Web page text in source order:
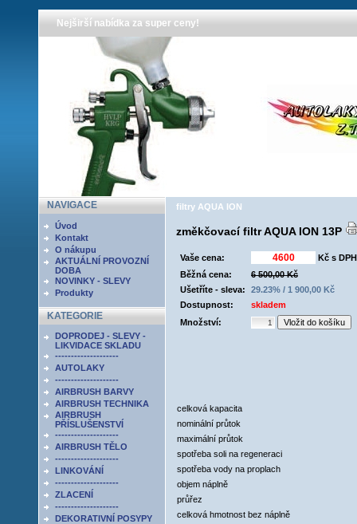
Nejširší nabídka za super ceny!
NAVIGACE
Úvod
Kontakt
O nákupu
AKTUÁLNÍ PROVOZNÍ
DOBA
NOVINKY - SLEVY
Produkty
KATEGORIE
DOPRODEJ - SLEVY -
LIKVIDACE SKLADU
--------------------
AUTOLAKY
--------------------
AIRBRUSH BARVY
AIRBRUSH TECHNIKA
AIRBRUSH
PŘÍSLUŠENSTVÍ
--------------------
AIRBRUSH TĚLO
--------------------
LINKOVÁNÍ
--------------------
ZLACENÍ
--------------------
DEKORATIVNÍ POSYPY
filtry AQUA ION
změkčovací filtr AQUA ION 13P
Vaše cena:
Kč s DPH
Běžná cena:
6 500,00 Kč
Ušetříte - sleva:
29.23% / 1 900,00 Kč
Dostupnost:
skladem
Množství:
celková kapacita
nominální průtok
maximální průtok
spotřeba soli na regeneraci
spotřeba vody na proplach
objem náplně
průřez
celková hmotnost bez náplně